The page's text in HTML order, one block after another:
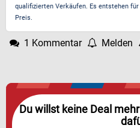
qualifizierten Verkäufen. Es entstehen
Preis.
1 Kommentar Melden
Du willst keine Deal